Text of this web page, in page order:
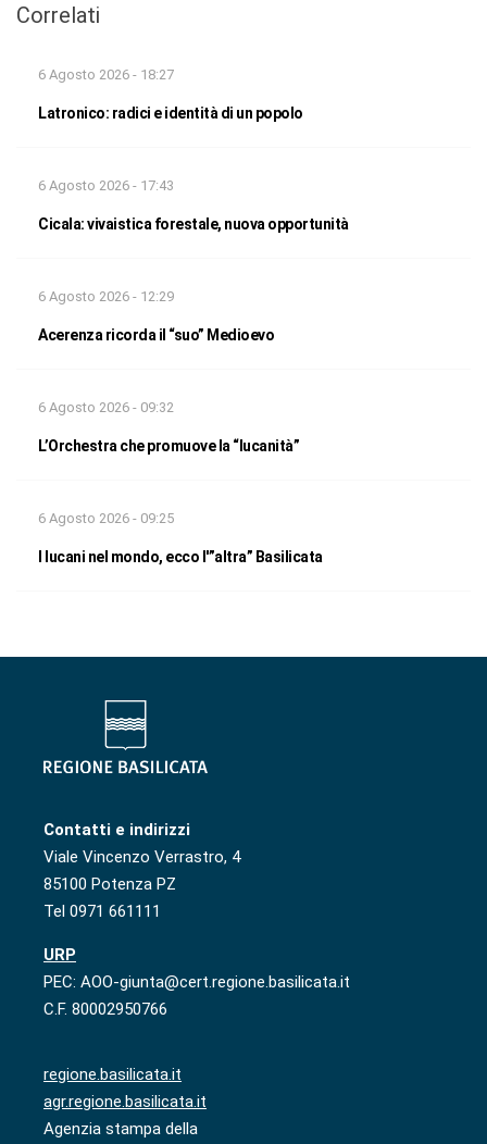
Correlati
6 Agosto 2026 - 18:27
Latronico: radici e identità di un popolo
6 Agosto 2026 - 17:43
Cicala: vivaistica forestale, nuova opportunità
6 Agosto 2026 - 12:29
Acerenza ricorda il “suo” Medioevo
6 Agosto 2026 - 09:32
L’Orchestra che promuove la “lucanità”
6 Agosto 2026 - 09:25
I lucani nel mondo, ecco l'”altra” Basilicata
Contatti e indirizzi
Viale Vincenzo Verrastro, 4
85100 Potenza PZ
Tel 0971 661111
URP
PEC: AOO-giunta@cert.regione.basilicata.it
C.F. 80002950766
regione.basilicata.it
agr.regione.basilicata.it
Agenzia stampa della